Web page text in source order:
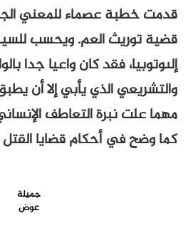
قدمت خطبة عصماء للمعني
قضية توريث العم. ويحسب
إلىوتوبيا، فقد كان واعيا جدا
والتشريعي الذي يأبي إلا أن
مهما علت نبرة التعاطف
كما وضح في أحكام قضايا القتل
جميلة
عوض